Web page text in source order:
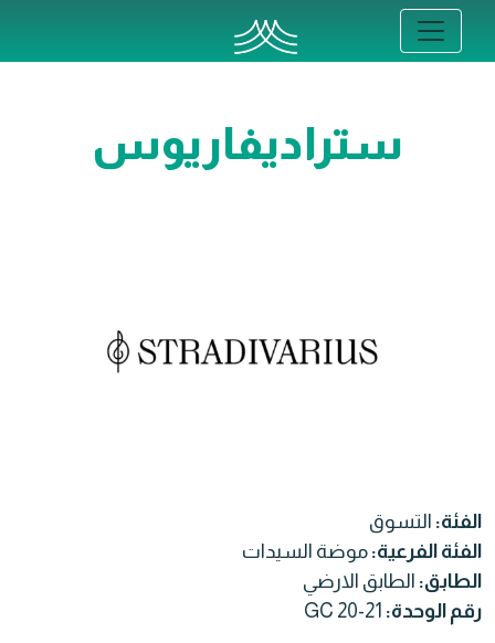
ستراديفاريوس
الفئة: التسوق
الفئة الفرعية: موضة السيدات
الطابق: الطابق الارضي
رقم الوحدة: GC 20-21